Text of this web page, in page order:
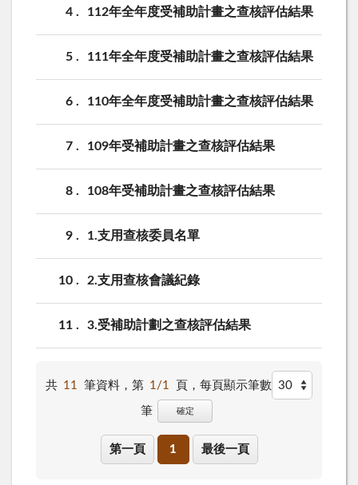
4 112年全年度受補助計畫之查核評估結果
5 111年全年度受補助計畫之查核評估結果
6 110年全年度受補助計畫之查核評估結果
7 109年受補助計畫之查核評估結果
8 108年受補助計畫之查核評估結果
9 1.支用查核委員名單
10 2.支用查核會議紀錄
11 3.受補助計劃之查核評估結果
共 11 筆資料，第 1/1 頁， 每頁顯示筆數
筆 確定
第一頁 1 最後一頁